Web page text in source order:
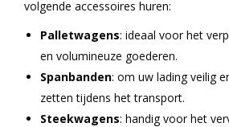
volgende accessoires huren:
Palletwagens: ideaal voor het
en volumineuze goederen.
Spanbanden: om uw lading veilig
zetten tijdens het transport.
Steekwagens: handig voor het